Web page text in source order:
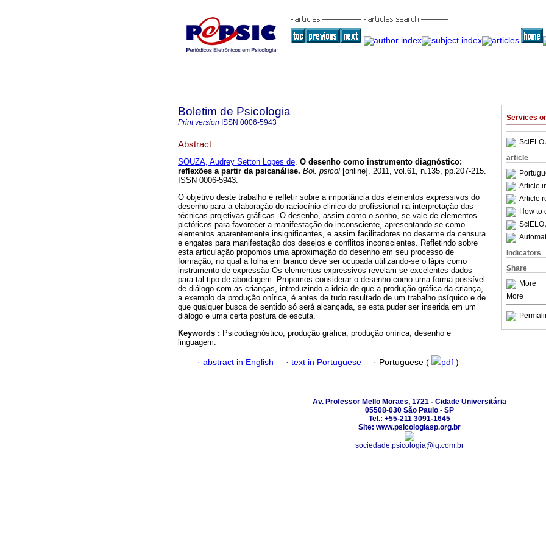
Services
SciELO
article
Article
Article
How to
SciELO
Indicators
Share
More
More
Boletim de Psicologia
Print version ISSN 0006-5943
Abstract
SOUZA, Audrey Setton Lopes de. O desenho como instrumento diagnóstico:
reflexões a partir da psicanálise. Bol. psicol [online]. 2011, vol.61, n.135, pp.207-215.
ISSN 0006-5943.
O objetivo deste trabalho é refletir sobre a importância dos elementos expressivos do
desenho para a elaboração do raciocínio clinico do profissional na interpretação das
técnicas projetivas gráficas. O desenho, assim como o sonho, se vale de elementos
pictóricos para favorecer a manifestação do inconsciente, apresentando-se como
elementos aparentemente insignificantes, e assim facilitadores no desarme da censura
e engates para manifestação dos desejos e conflitos inconscientes. Refletindo sobre
esta articulação propomos uma aproximação do desenho em seu processo de
formação, no qual a folha em branco deve ser ocupada utilizando-se o lápis como
instrumento de expressão Os elementos expressivos revelam-se excelentes dados
para tal tipo de abordagem. Propomos considerar o desenho como uma forma possível
de diálogo com as crianças, introduzindo a ideia de que a produção gráfica da criança,
a exemplo da produção onírica, é antes de tudo resultado de um trabalho psíquico e de
que qualquer busca de sentido só será alcançada, se esta puder ser inserida em um
diálogo e uma certa postura de escuta.
Keywords : Psicodiagnóstico; produção gráfica; produção onírica; desenho e
linguagem.
· abstract in English · text in Portuguese · Portuguese ( pdf )
Av. Professor Mello Moraes, 1721 - Cidade Universitária
05508-030 São Paulo - SP
Tel.: +55-211 3091-1645
Site: www.psicologiasp.org.br
sociedade.psicologia@ig.com.br